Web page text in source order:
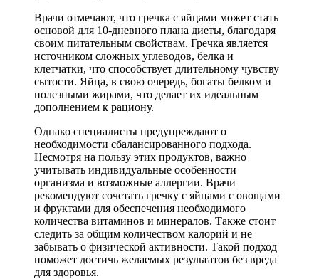
Врачи отмечают, что гречка с яйцами может стать
основой для 10-дневного плана диеты, благодаря
своим питательным свойствам. Гречка является
источником сложных углеводов, белка и
клетчатки, что способствует длительному чувству
сытости. Яйца, в свою очередь, богаты белком и
полезными жирами, что делает их идеальным
дополнением к рациону.
Однако специалисты предупреждают о
необходимости сбалансированного подхода.
Несмотря на пользу этих продуктов, важно
учитывать индивидуальные особенности
организма и возможные аллергии. Врачи
рекомендуют сочетать гречку с яйцами с овощами
и фруктами для обеспечения необходимого
количества витаминов и минералов. Также стоит
следить за общим количеством калорий и не
забывать о физической активности. Такой подход
поможет достичь желаемых результатов без вреда
для здоровья.